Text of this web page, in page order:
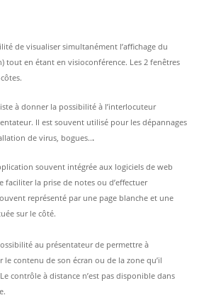
de visualiser simultanément l’affichage du
tout en étant en visioconférence. Les 2 fenêtres
à donner la possibilité à l’interlocuteur
Il est souvent utilisé pour les dépannages
de virus, bogues...
souvent intégrée aux logiciels de web
faciliter la prise de notes ou d’effectuer
représenté par une page blanche et une
sur le côté.
au présentateur de permettre à
contenu de son écran ou de la zone qu’il
contrôle à distance n’est pas disponible dans